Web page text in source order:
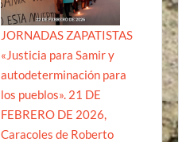
JORNADAS ZAPATISTAS
«Justicia para Samir y
autodeterminación para
los pueblos». 21 DE
FEBRERO DE 2026,
Caracoles de Roberto